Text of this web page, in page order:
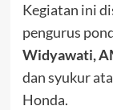
Kegiatan ini
pengurus
Widyawati,
dan syukur
Honda.